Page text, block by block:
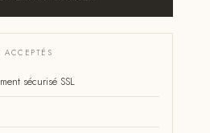
sécurisé SSL